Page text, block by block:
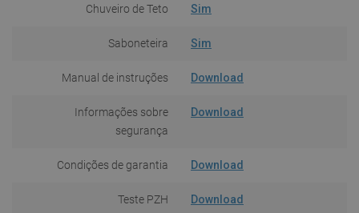
Chuveiro de Teto Sim
Saboneteira Sim
Manual de instruções Download
Informações sobre
segurança
Download
Condições de garantia Download
Teste PZH Download